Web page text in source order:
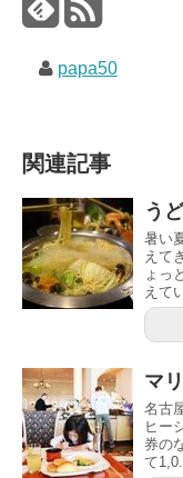
papa50
関連記事
う
暑い
えて
ょっ
えて
マ
名古
ヒー
券の
て